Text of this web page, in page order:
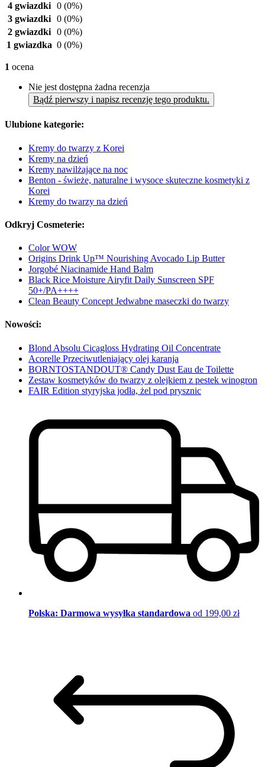
4 gwiazdki 0 (0%)
3 gwiazdki 0 (0%)
2 gwiazdki 0 (0%)
1 gwiazdka 0 (0%)
1 ocena
Nie jest dostępna żadna recenzja
Bądź pierwszy i napisz recenzję tego produktu.
Ulubione kategorie:
Kremy do twarzy z Korei
Kremy na dzień
Kremy nawilżające na noc
Benton - świeże, naturalne i wysoce skuteczne kosmetyki z
Korei
Kremy do twarzy na dzień
Odkryj Cosmeterie:
Color WOW
Origins Drink Up™ Nourishing Avocado Lip Butter
Jorgobé Niacinamide Hand Balm
Black Rice Moisture Airyfit Daily Sunscreen SPF
50+/PA++++
Clean Beauty Concept Jedwabne maseczki do twarzy
Nowości:
Blond Absolu Cicagloss Hydrating Oil Concentrate
Acorelle Przeciwutleniający olej karanja
BORNTOSTANDOUT® Candy Dust Eau de Toilette
Zestaw kosmetyków do twarzy z olejkiem z pestek winogron
FAIR Edition styryjska jodła, żel pod prysznic
Polska: Darmowa wysyłka standardowa od 199,00 zł